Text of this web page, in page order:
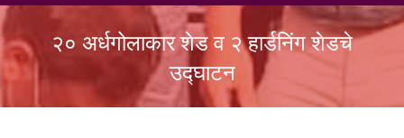
२० अर्धगोलाकार शेड व २ हार्डनिंग शेडचे
उद्घाटन